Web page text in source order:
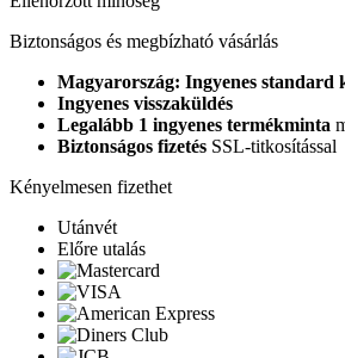
Biztonságos és megbízható vásárlás
Magyarország: Ingyenes standard
Ingyenes visszaküldés
Legalább 1 ingyenes termékminta
Biztonságos fizetés SSL-titkosítással
Kényelmesen fizethet
Utánvét
Előre utalás